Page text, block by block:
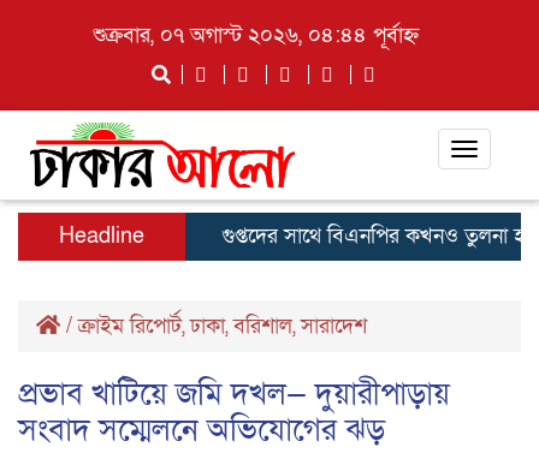
শুক্রবার, ০৭ অগাস্ট ২০২৬, ০৪:৪৪ পূর্বাহ্ন
Toggle
Headline গুপ্তদের সাথে বিএনপির কখনও তুলনা
/ক্রাইম রিপোর্ট,ঢাকা,বরিশাল,সারাদেশ
প্রভাব খাটিয়ে জমি দখল— দুয়ারীপাড়ায়
সংবাদ সম্মেলনে অভিযোগের ঝড়